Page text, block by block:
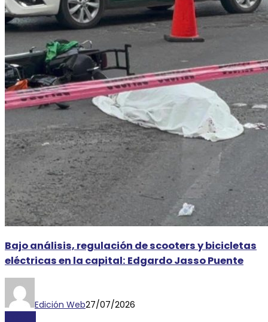
Bajo análisis, regulación de scooters y bicicletas
eléctricas en la capital: Edgardo Jasso Puente
Edición Web27/07/2026